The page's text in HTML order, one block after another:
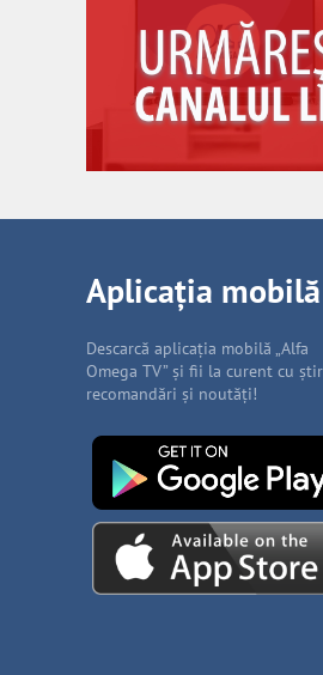
Aplicația mobilă
Descarcă aplicația mobilă „Alfa
Omega TV” și fii la curent cu
recomandări și noutăți!